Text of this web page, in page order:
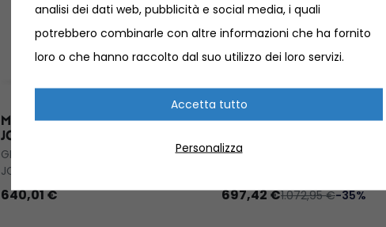
MOTORE ELETTRICO PER SUP
JOBE FLOW E-FIN
GIOCHI ACQUATICI
JOB.637126002
640,01 €
TENDER ARIMAR 210
TENDER GONFIABILI
697,42 €1.072,95 €-35%
analisi dei dati web, pubblicità e social media, i quali
potrebbero combinarle con altre informazioni che ha fornito
loro o che hanno raccolto dal suo utilizzo dei loro servizi.
Personalizza
Accetta tutto